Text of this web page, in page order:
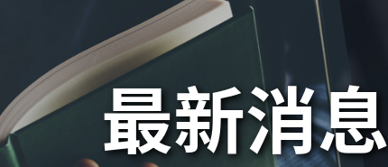
最新消息